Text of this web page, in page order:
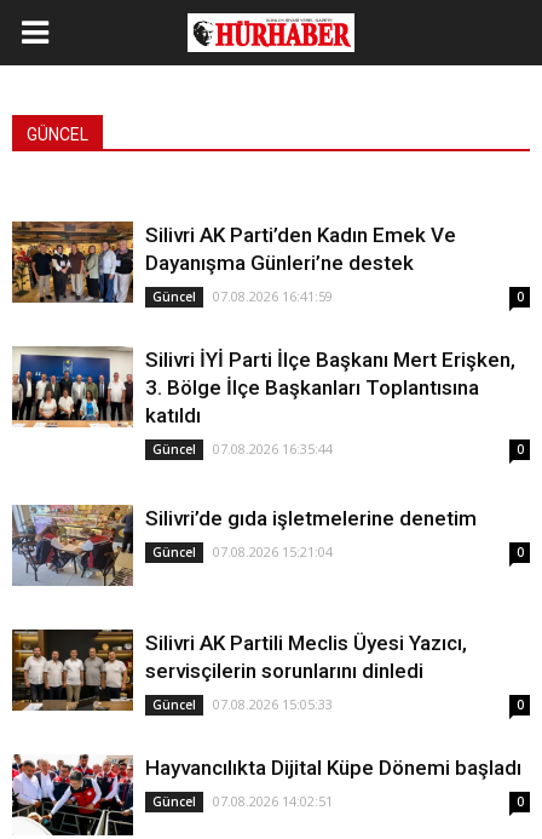
GÜNCEL
Silivri AK Parti’den Kadın Emek Ve
Dayanışma Günleri’ne destek
Güncel 07.08.2026 16:41:59 0
Silivri İYİ Parti İlçe Başkanı Mert Erişken,
3. Bölge İlçe Başkanları Toplantısına
katıldı
Güncel 07.08.2026 16:35:44 0
Silivri’de gıda işletmelerine denetim
Güncel 07.08.2026 15:21:04 0
Silivri AK Partili Meclis Üyesi Yazıcı,
servisçilerin sorunlarını dinledi
Güncel 07.08.2026 15:05:33 0
Hayvancılıkta Dijital Küpe Dönemi başladı
Güncel 07.08.2026 14:02:51 0